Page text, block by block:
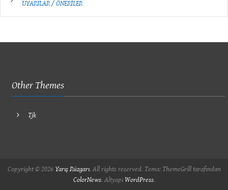
UYARILAR / ÖNERİLER
Other Themes
Tjk
Copyright © 2026 Yarış Rüzgarı. All rights reserved. Tema: ThemeGrill tarafından
ColorNews. Altyapı WordPress.